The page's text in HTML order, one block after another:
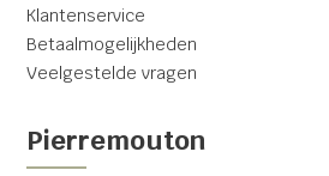
Klantenservice
Betaalmogelijkheden
Veelgestelde vragen
Pierremouton